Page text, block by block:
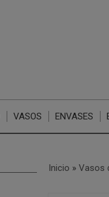
VASOS ENVASES
Inicio » Vasos